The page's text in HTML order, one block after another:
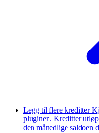
Legg til flere kreditter
pluginen. Kreditter
den månedlige saldoen